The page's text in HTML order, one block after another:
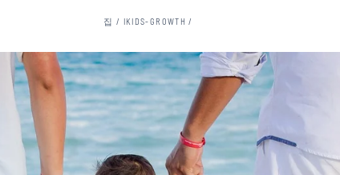
집 / IKIDS-GROWTH /